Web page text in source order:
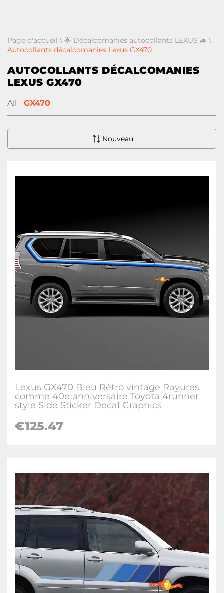
Page d'accueil \ 🌟 Décalcomanies autocollants LEXUS 🚙 \
Autocollants décalcomanies Lexus GX470
AUTOCOLLANTS DÉCALCOMANIES
LEXUS GX470
All GX470
Nouveau
Lexus GX470 Bleu Rétro vintage Rayures
comme 40e anniversaire Toyota 4runner
style Side Sticker Decal Graphics
€125.47